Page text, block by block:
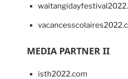
MEDIA PARTNER II
isth2022.com